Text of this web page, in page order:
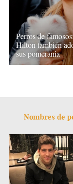
Perros de
Hilton también
sus pomerania
Nombres de